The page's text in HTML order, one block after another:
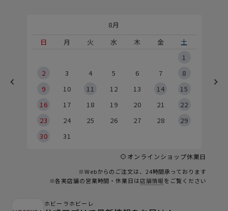
8月
日
月 火 水 木 金
土
1
2
3 4 5 6 7
8
9
10 11 12 13 14
15
16
17 18 19 20 21
22
23
24 25 26 27 28
29
30
31
オンラインショップ休業日
※Webからのご注文は、24時間承っております
※各実店舗の営業時間・休業日は店舗情報をご覧ください
ホビーラホビーレ